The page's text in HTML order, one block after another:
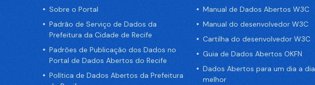
Sobre o Portal
Padrão de Serviço de Dados da
Prefeitura da Cidade de Recife
Padrões de Publicação dos Dados no
Portal de Dados Abertos do Recife
Política de Dados Abertos da Prefeitura
Manual de Dados Abertos W3C
Manual do desenvolvedor W3C
Cartilha do desenvolvedor W3C
Guia de Dados Abertos OKFN
Dados Abertos para um dia a dia
melhor